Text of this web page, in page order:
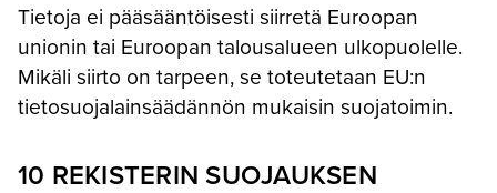
Tietoja ei pääsääntöisesti siirretä Euroopan
unionin tai Euroopan talousalueen ulkopuolelle.
Mikäli siirto on tarpeen, se toteutetaan EU:n
tietosuojalainsäädännön mukaisin suojatoimin.
10 REKISTERIN SUOJAUKSEN